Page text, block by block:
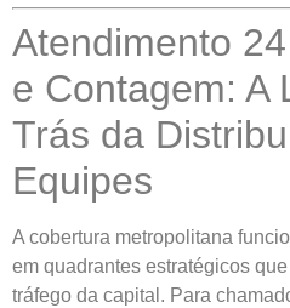
Atendimento
e Contagem: A
Trás da
Equipes
A cobertura metropolitana
em quadrantes estratégicos
tráfego da capital. Para